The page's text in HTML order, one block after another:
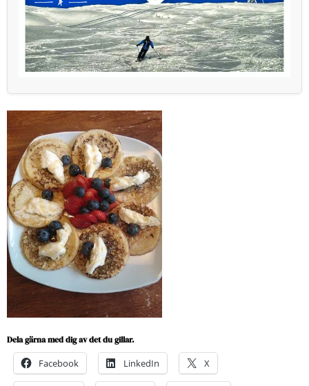
Dela gärna med dig av det du gillar.
Facebook LinkedIn X